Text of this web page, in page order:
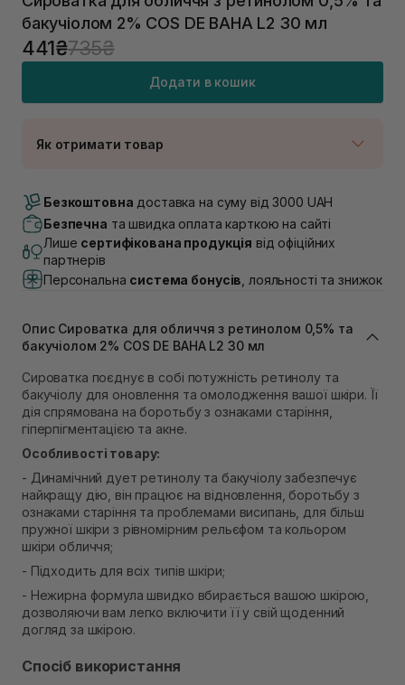
бакучіолом 2% COS DE BAHA L2 30 мл
441₴735₴
Додати в кошик
Як отримати товар
В наявності
Самовивіз м. Луцьк, вул. Винниченка 4
В наявності
Самовивіз м. Львів, вул. Академіка Підстригача, 1В
(Duck’s Lake)
Немає в наявності!
В наявності
Самовивіз м. Львів, вул. Степана Бандери 45
Самовивіз м. Рівне, вул. 16-го Липня, 15
В наявності
Самовивіз м. Рівне, вул. Кулика і Гудачека 23 (ТЦ
Екватор)
Немає в наявності!
Безкоштовна доставка на суму від 3000 UAH
Безпечна та швидка оплата карткою на сайті
Лише сертифікована продукція від офіційних
партнерів
Персональна система бонусів , лояльності та знижок
Опис Сироватка для обличчя з ретинолом 0,5% та
бакучіолом 2% COS DE BAHA L2 30 мл
Сироватка поєднує в собі потужність ретинолу та
бакучіолу для оновлення та омолодження вашої шкіри. Її
дія спрямована на боротьбу з ознаками старіння,
гіперпігментацією та акне.
Особливості товару:
- Динамічний дует ретинолу та бакучіолу забезпечує
найкращу дію, він працює на відновлення, боротьбу з
ознаками старіння та проблемами висипань, для більш
пружної шкіри з рівномірним рельєфом та кольором
шкіри обличчя;
- Підходить для всіх типів шкіри;
- Нежирна формула швидко вбирається вашою шкірою,
дозволяючи вам легко включити її у свій щоденний
догляд за шкірою.
Спосіб використання